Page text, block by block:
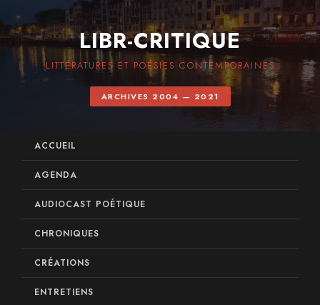
LIBR-CRITIQUE
LITTÉRATURES ET POÉSIES CONTEMPORAINES
ARCHIVES 2004 — 2021
ACCUEIL
AGENDA
AUDIOCAST POÉTIQUE
CHRONIQUES
CRÉATIONS
ENTRETIENS